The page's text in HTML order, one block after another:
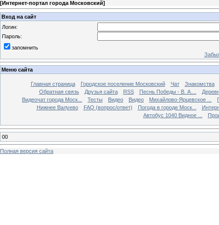
[Интернет-портал города Московский]
Вход на сайт
Логин:
Пароль:
запомнить
Меню сайта
Главная страница Городское поселение Московский Чат
Знакомства
Обратная связь
Друзья сайта RSS Песнь Победы - В. А....
Видеочат города Моск...
Тесты Видео Видео Михайлово-Ярцевское ...
Нижнее Валуево
FAQ (вопрос/ответ) Погода в городе Моск...
Автобус 1040 Видное ...
00
Полная версия сайта